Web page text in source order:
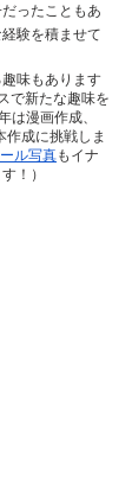
ったこともあ
験を積ませて
味もあります
で新たな趣味を
は漫画作成、
成に挑戦しま
ル写真もイナ
！）